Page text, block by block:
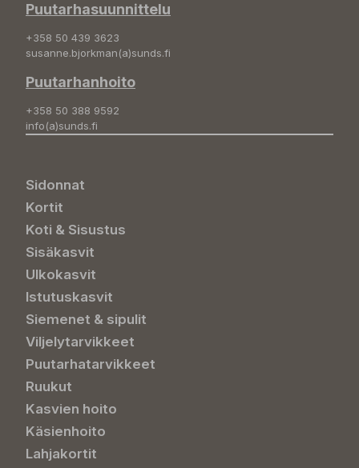
Puutarhasuunnittelu
+358 50 439 3623
susanne.bjorkman(a)sunds.fi
Puutarhanhoito
+358 50 388 9592
info(a)sunds.fi
Sidonnat
Kortit
Koti & Sisustus
Sisäkasvit
Ulkokasvit
Istutuskasvit
Siemenet & sipulit
Viljelytarvikkeet
Puutarhatarvikkeet
Ruukut
Kasvien hoito
Käsienhoito
Lahjakortit